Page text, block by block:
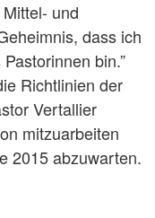
und
dass ich
bin.”
Richtlinien der
Vertallier
mitzuarbeiten
2015 abzuwarten.